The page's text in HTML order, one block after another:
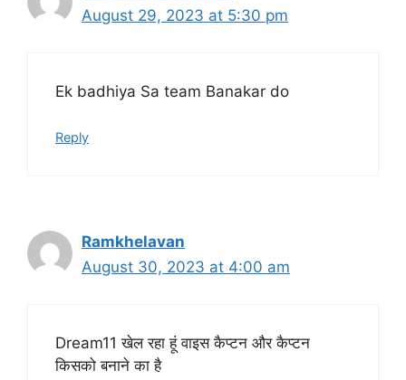
August 29, 2023 at 5:30 pm
Ek badhiya Sa team Banakar do
Reply
Ramkhelavan
August 30, 2023 at 4:00 am
Dream11 खेल रहा हूं वाइस कैप्टन और कैप्टन
किसको बनाने का है